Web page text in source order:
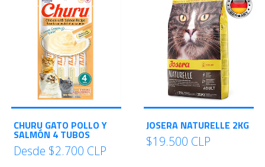
CHURU GATO POLLO Y
SALMÓN 4 TUBOS
Desde $2.700 CLP
JOSERA NATURELLE 2KG
$19.500 CLP